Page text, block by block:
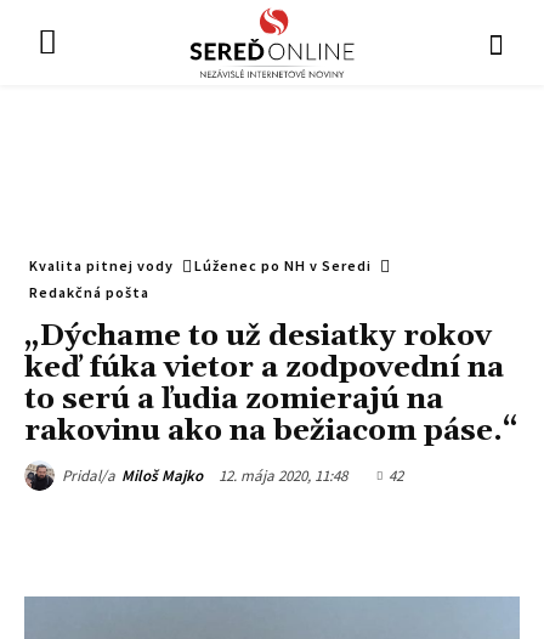
Kvalita pitnej vody
Lúženec po NH v Seredi
Redakčná pošta
„Dýchame to už desiatky rokov
keď fúka vietor a zodpovední na
to serú a ľudia zomierajú na
rakovinu ako na bežiacom páse.“
Pridal/a Miloš Majko 12. mája 2020, 11:48 42